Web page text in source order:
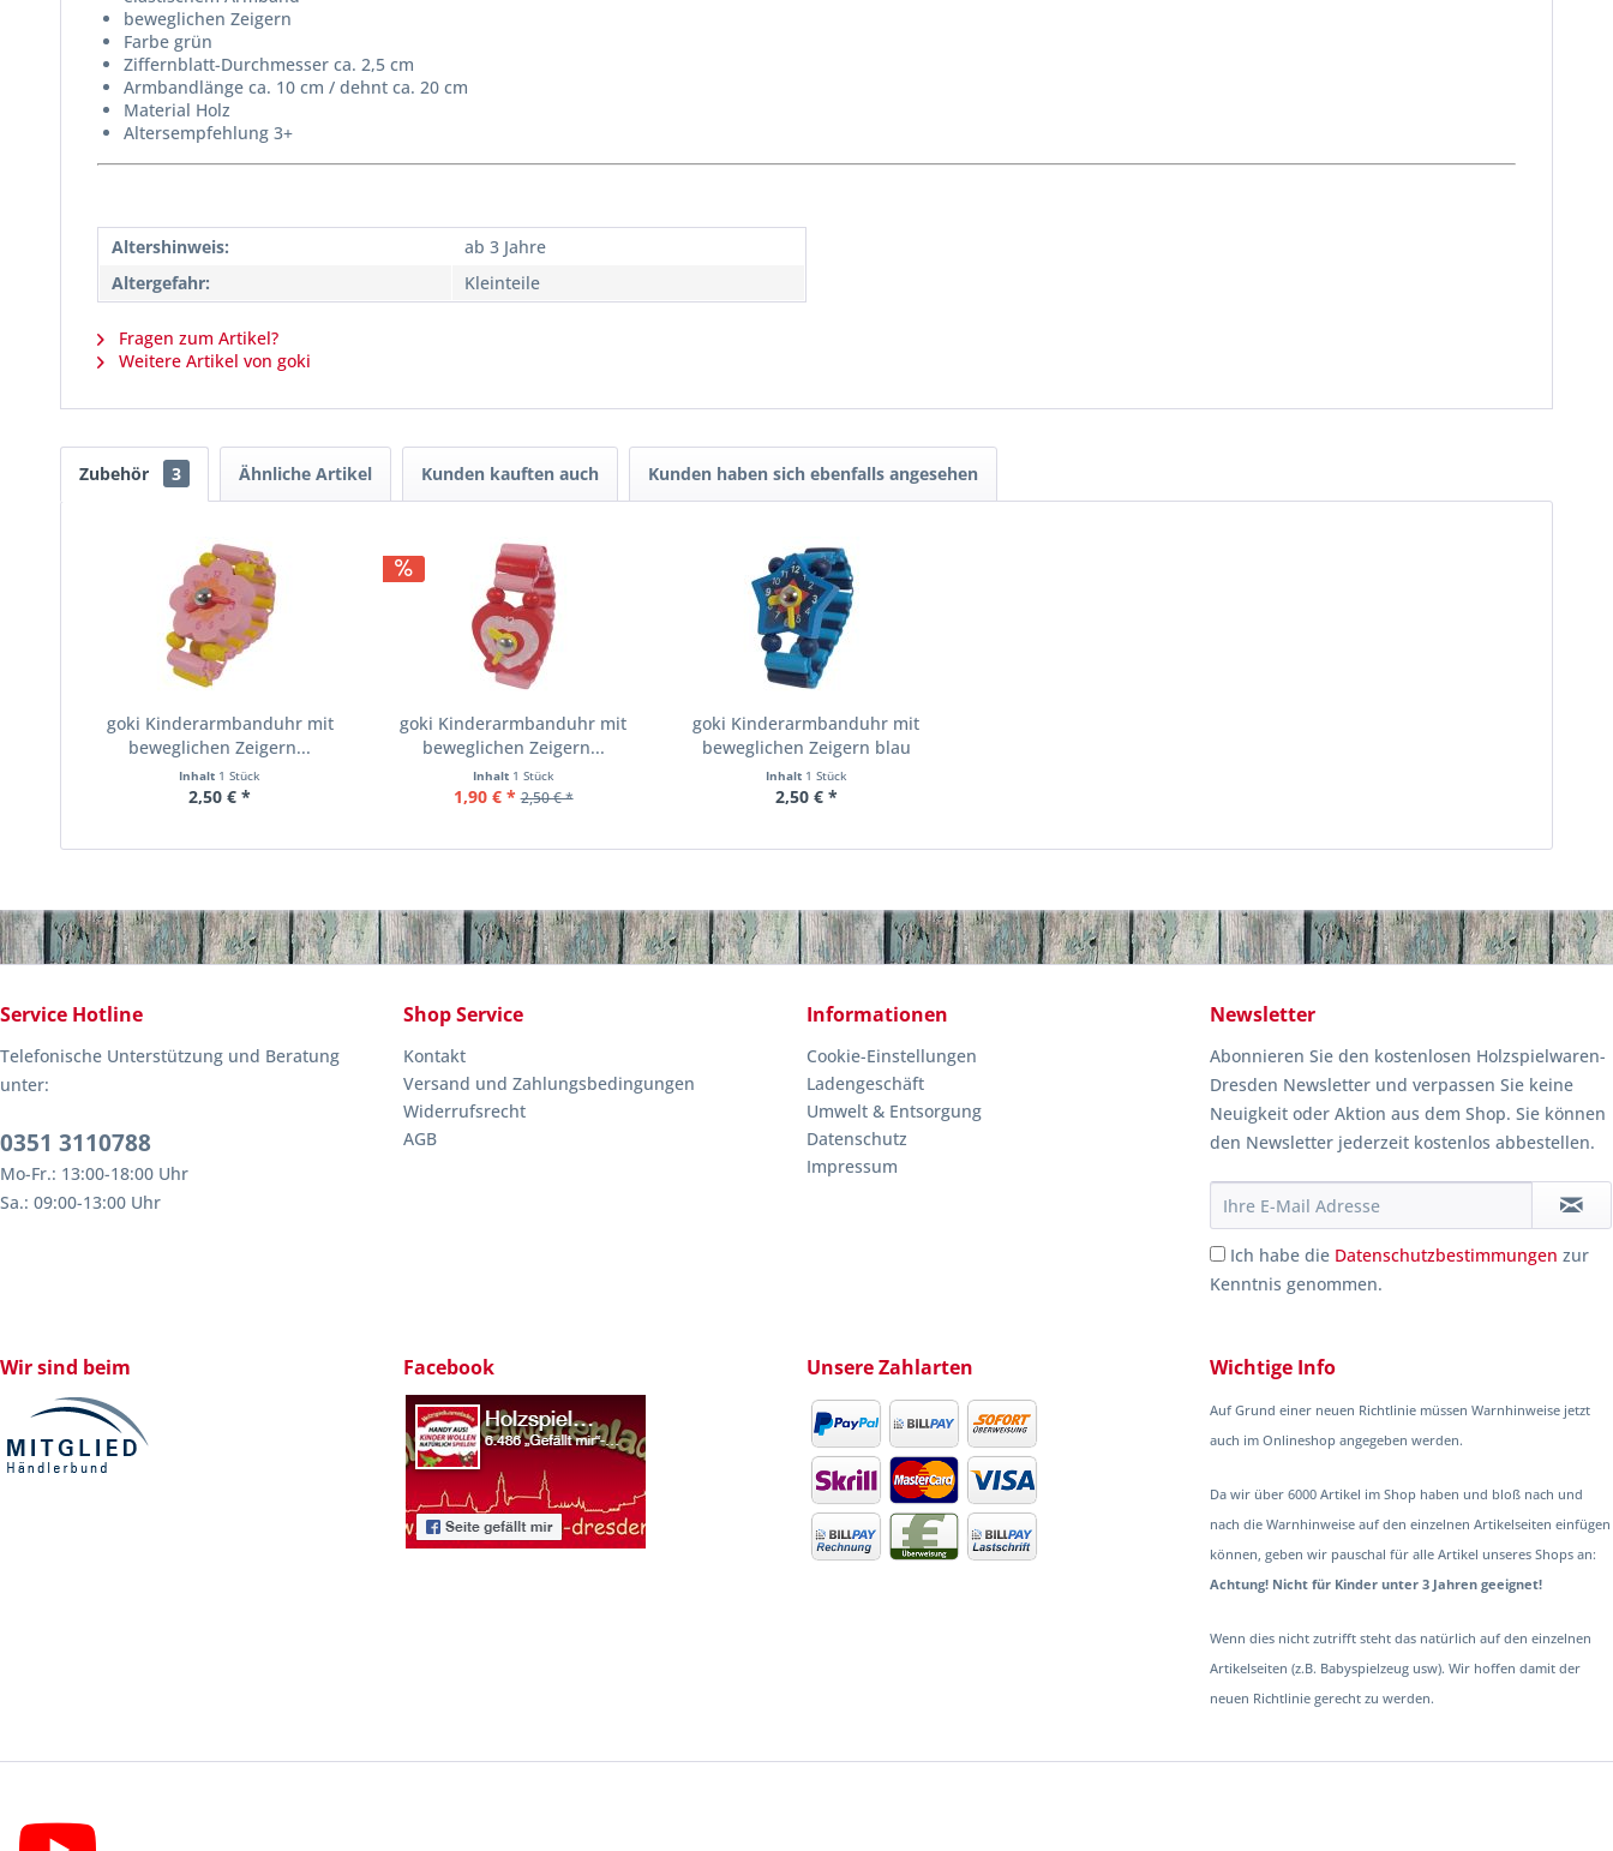
beweglichen Zeigern
Farbe grün
Ziffernblatt-Durchmesser ca. 2,5 cm
Armbandlänge ca. 10 cm / dehnt ca. 20 cm
Material Holz
Altersempfehlung 3+
Altershinweis:
ab 3 Jahre
Altergefahr:
Kleinteile
Fragen zum Artikel?
Weitere Artikel von goki
Zubehör 3 Ähnliche Artikel Kunden kauften auch Kunden haben sich ebenfalls angesehen
goki Kinderarmbanduhr mit
beweglichen Zeigern...
Inhalt 1 Stück
2,50 € *
goki Kinderarmbanduhr mit
beweglichen Zeigern...
Inhalt 1 Stück
1,90 € * 2,50 € *
goki Kinderarmbanduhr mit
beweglichen Zeigern blau
Inhalt 1 Stück
2,50 € *
Service Hotline
Telefonische Unterstützung und Beratung
unter:
0351 3110788
Mo-Fr.: 13:00-18:00 Uhr
Sa.: 09:00-13:00 Uhr
Shop Service
Kontakt
Versand und Zahlungsbedingungen
Widerrufsrecht
AGB
Informationen
Cookie-Einstellungen
Ladengeschäft
Umwelt & Entsorgung
Datenschutz
Impressum
Newsletter
Abonnieren Sie den kostenlosen Holzspielwaren-
Dresden Newsletter und verpassen Sie keine
Neuigkeit oder Aktion aus dem Shop. Sie können
den Newsletter jederzeit kostenlos abbestellen.
Ich habe die Datenschutzbestimmungen zur
Kenntnis genommen.
Wir sind beim Facebook Unsere Zahlarten Wichtige Info
Auf Grund einer neuen Richtlinie müssen Warnhinweise jetzt
auch im Onlineshop angegeben werden.
Da wir über 6000 Artikel im Shop haben und bloß nach und
nach die Warnhinweise auf den einzelnen Artikelseiten einfügen
können, geben wir pauschal für alle Artikel unseres Shops an:
Achtung! Nicht für Kinder unter 3 Jahren geeignet!
Wenn dies nicht zutrifft steht das natürlich auf den einzelnen
Artikelseiten (z.B. Babyspielzeug usw). Wir hoffen damit der
neuen Richtlinie gerecht zu werden.